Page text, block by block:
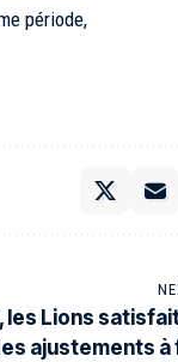
période,
les Lions
ajustements à